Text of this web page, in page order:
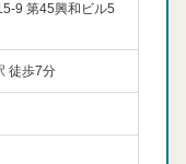
9 第45興和ビル5
徒歩7分